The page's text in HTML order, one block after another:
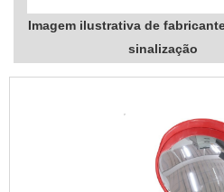
Imagem ilustrativa de
sinalização